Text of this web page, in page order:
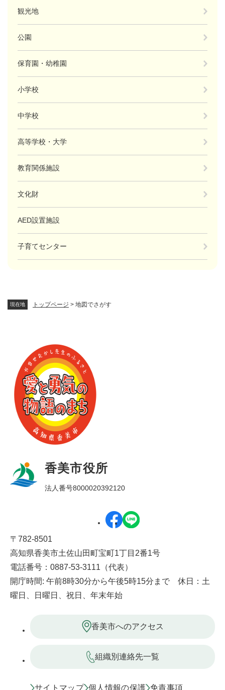
現在地 トップページ > 地図でさがす
観光地
公園
保育園・幼稚園
小学校
中学校
高等学校・大学
教育関係施設
文化財
AED設置施設
子育てセンター
香美市役所
法人番号8000020392120
〒782-8501
高知県香美市土佐山田町宝町1丁目2番1号
電話番号：0887-53-3111（代表）
開庁時間: 午前8時30分から午後5時15分まで 休日：土
曜日、日曜日、祝日、年末年始
香美市へのアクセス
組織別連絡先一覧
サイトマップ 個人情報の保護 免責事項